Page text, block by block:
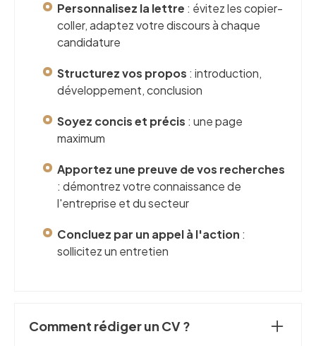
Personnalisez la lettre : évitez les copier-
coller, adaptez votre discours à chaque
candidature
Structurez vos propos : introduction,
développement, conclusion
Soyez concis et précis : une page
maximum
Apportez une preuve de vos recherches
: démontrez votre connaissance de
l'entreprise et du secteur
Concluez par un appel à l'action :
sollicitez un entretien
Comment rédiger un CV ?